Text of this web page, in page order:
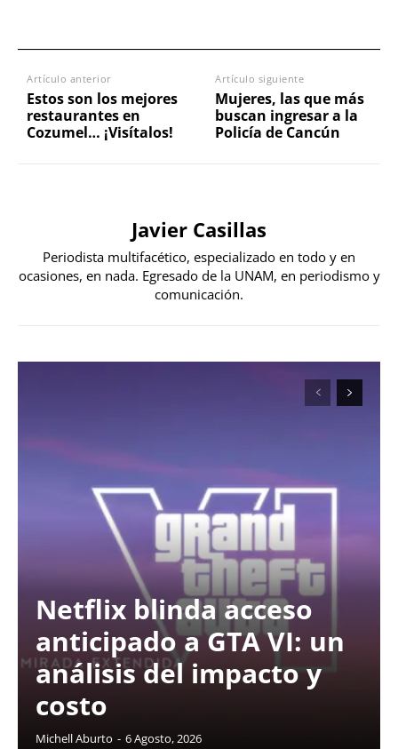
Artículo anterior
Estos son los mejores
restaurantes en
Cozumel… ¡Visítalos!
Artículo siguiente
Mujeres, las que más
buscan ingresar a la
Policía de Cancún
Javier Casillas
Periodista multifacético, especializado en todo y en
ocasiones, en nada. Egresado de la UNAM, en periodismo y
comunicación.
Netflix blinda acceso
anticipado a GTA VI: un
análisis del impacto y
costo
Michell Aburto - 6 Agosto, 2026